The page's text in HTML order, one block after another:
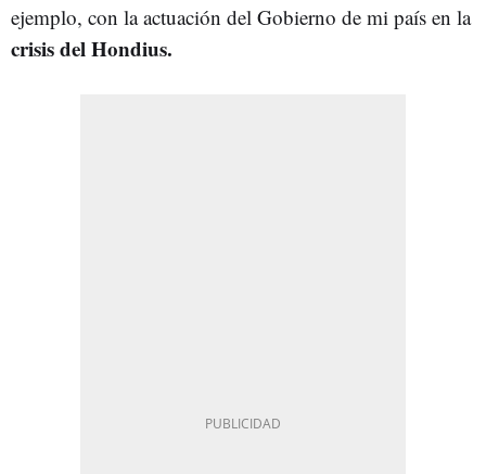
ejemplo, con la actuación del Gobierno de mi país en la
crisis del Hondius.